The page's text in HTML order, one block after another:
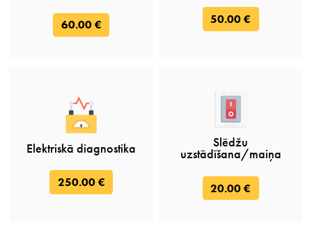
60.00 € 50.00 €
Elektriskā diagnostika
250.00 €
Slēdžu
uzstādīšana/maiņa
20.00 €